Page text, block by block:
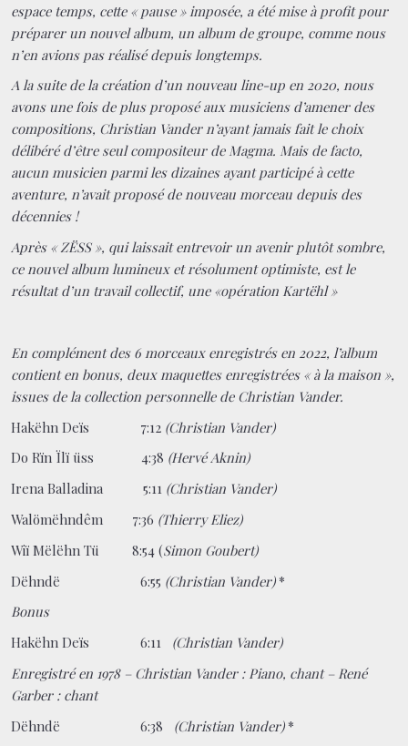
espace temps, cette « pause » imposée, a été mise à profit pour
préparer un nouvel album, un album de groupe, comme nous
n’en avions pas réalisé depuis longtemps.
A la suite de la création d’un nouveau line-up en 2020, nous
avons une fois de plus proposé aux musiciens d’amener des
compositions, Christian Vander n’ayant jamais fait le choix
délibéré d’être seul compositeur de Magma. Mais de facto,
aucun musicien parmi les dizaines ayant participé à cette
aventure, n’avait proposé de nouveau morceau depuis des
décennies !
Après « ZËSS », qui laissait entrevoir un avenir plutôt sombre,
ce nouvel album lumineux et résolument optimiste, est le
résultat d’un travail collectif, une «opération Kartëhl »
En complément des 6 morceaux enregistrés en 2022, l’album
contient en bonus, deux maquettes enregistrées « à la maison »,
issues de la collection personnelle de Christian Vander.
Hakëhn Deïs 7:12 (Christian Vander)
Do Rïn Ïlï üss 4:38 (Hervé Aknin)
Irena Balladina
5:11 (Christian Vander)
Walömëhndêm 7:36 (Thierry Eliez)
Wiï Mëlëhn Tü 8:54 (Simon Goubert)
Dëhndë 6:55 (Christian Vander)*
Bonus
Hakëhn Deïs 6:11 (Christian Vander)
Enregistré en 1978 – Christian Vander : Piano, chant – René
Garber : chant
Dëhndë 6:38 (Christian Vander)*